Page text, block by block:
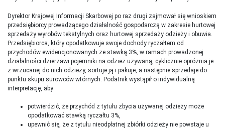
Dyrektor Krajowej Informacji Skarbowej po raz drugi zajmował się wnioskiem
przedsiębiorcy prowadzącego działalność gospodarczą w zakresie hurtowej
sprzedaży wyrobów tekstylnych oraz hurtowej sprzedaży odzieży i obuwia.
Przedsiębiorca, który opodatkowuje swoje dochody ryczałtem od
przychodów ewidencjonowanych ze stawką 3%, w ramach prowadzonej
działalności dzierżawi pojemniki na odzież używaną, cyklicznie opróżnia je
z wrzucanej do nich odzieży, sortuje ją i pakuje, a następnie sprzedaje do
punktu skupu surowców wtórnych. Podatnik wystąpił o indywidualną
interpretację, aby:
potwierdzić, że przychód z tytułu zbycia używanej odzieży może
opodatkować stawką ryczałtu 3%,
upewnić się, że z tytułu nieodpłatnej zbiórki odzieży nie powstaje u